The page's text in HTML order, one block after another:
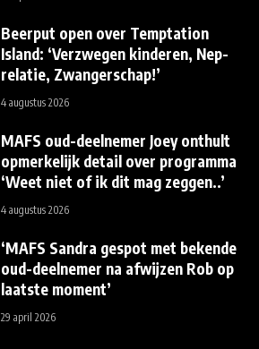
Beerput open over Temptation
Island: ‘Verzwegen kinderen, Nep-
relatie, Zwangerschap!’
4 augustus 2026
MAFS oud-deelnemer Joey onthult
opmerkelijk detail over programma
‘Weet niet of ik dit mag zeggen..’
4 augustus 2026
‘MAFS Sandra gespot met bekende
oud-deelnemer na afwijzen Rob op
laatste moment’
29 april 2026